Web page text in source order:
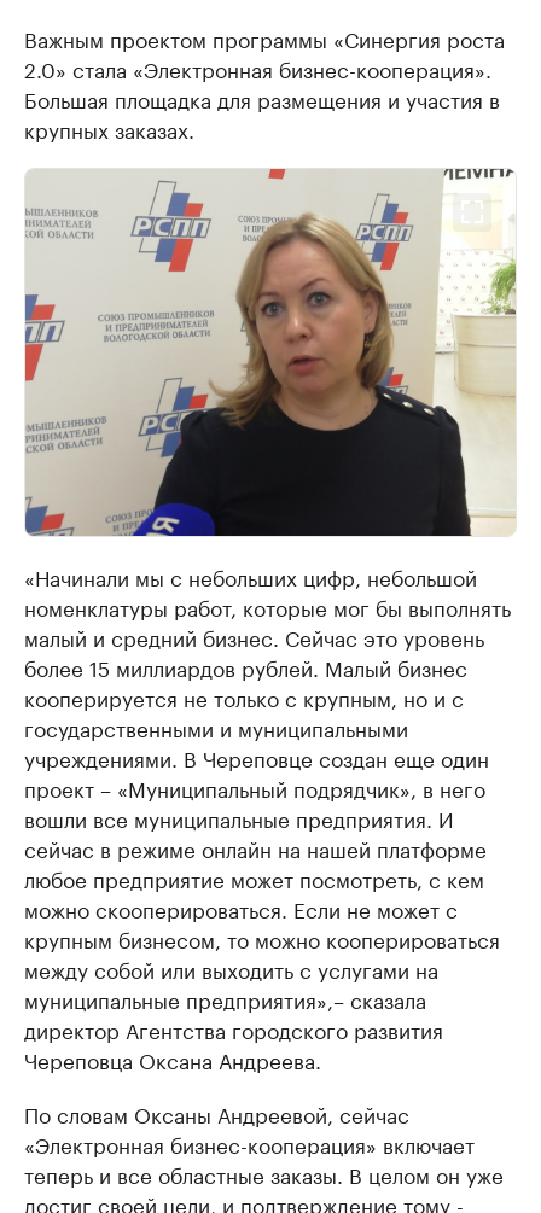
Важным проектом программы «Синергия роста
2.0» стала «Электронная бизнес-кооперация».
Большая площадка для размещения и участия в
крупных заказах.
«Начинали мы с небольших цифр, небольшой
номенклатуры работ, которые мог бы выполнять
малый и средний бизнес. Сейчас это уровень
более 15 миллиардов рублей. Малый бизнес
кооперируется не только с крупным, но и с
государственными и муниципальными
учреждениями. В Череповце создан еще один
проект – «Муниципальный подрядчик», в него
вошли все муниципальные предприятия. И
сейчас в режиме онлайн на нашей платформе
любое предприятие может посмотреть, с кем
можно скооперироваться. Если не может с
крупным бизнесом, то можно кооперироваться
между собой или выходить с услугами на
муниципальные предприятия»,– сказала
директор Агентства городского развития
Череповца Оксана Андреева.
По словам Оксаны Андреевой, сейчас
«Электронная бизнес-кооперация» включает
теперь и все областные заказы. В целом он уже
достиг своей цели, и подтверждение тому -